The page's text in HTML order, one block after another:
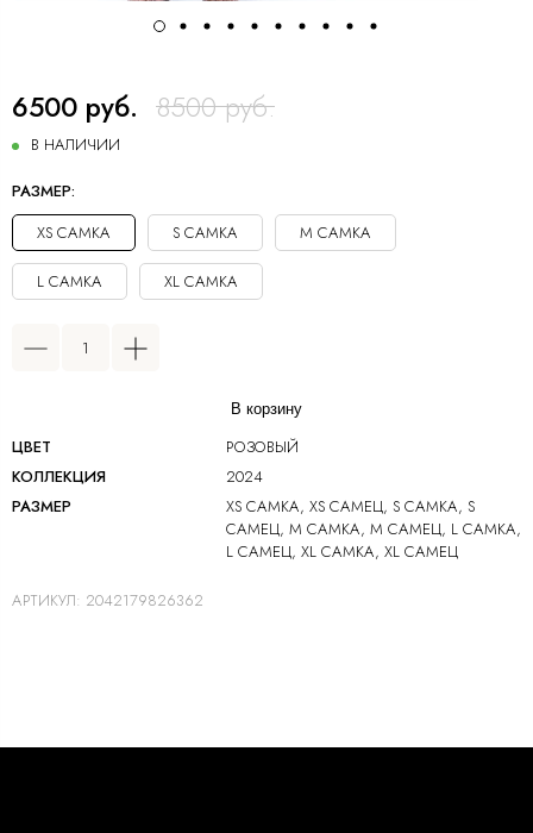
6500 руб. 8500 руб.
В НАЛИЧИИ
РАЗМЕР:
XS САМКА
S САМКА M САМКА
L САМКА XL САМКА
В корзину
ЦВЕТ
РОЗОВЫЙ
КОЛЛЕКЦИЯ
2024
РАЗМЕР
XS САМКА, XS САМЕЦ, S САМКА, S
САМЕЦ, М САМКА, M САМЕЦ, L САМКА,
L САМЕЦ, XL САМКА, XL САМЕЦ
АРТИКУЛ: 2042179826362